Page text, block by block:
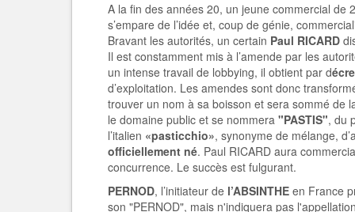
A la fin des années 20, un jeune commercial de
s’empare de l’idée et, coup de génie,
Bravant les autorités, un certain Paul RICARD
Il est constamment mis à l’amende par les
un intense travail de lobbying, il obtient par d
d’exploitation. Les amendes sont donc
trouver un nom à sa boisson et sera sommé de
le domaine public et se nommera "PASTIS", du
l’italien «pasticchio», synonyme de mélange,
officiellement né. Paul RICARD aura
concurrence. Le succès est fulgurant.
PERNOD, l’initiateur de l’ABSINTHE en France
son "PERNOD", mais n'indiquera pas